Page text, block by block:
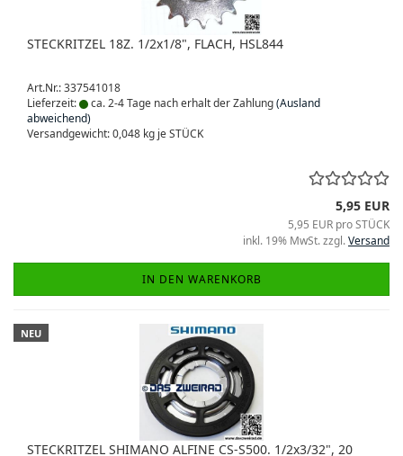
STECKRITZEL 18Z. 1/2x1/8", FLACH, HSL844
Art.Nr.: 337541018
Lieferzeit:
ca. 2-4 Tage nach erhalt der Zahlung(Ausland
abweichend)
Versandgewicht:0,048 kg je STÜCK
5,95 EUR
5,95 EUR pro STÜCK
inkl. 19% MwSt. zzgl.Versand
IN DEN WARENKORB
NEU
STECKRITZEL SHIMANO ALFINE CS-S500. 1/2x3/32", 20